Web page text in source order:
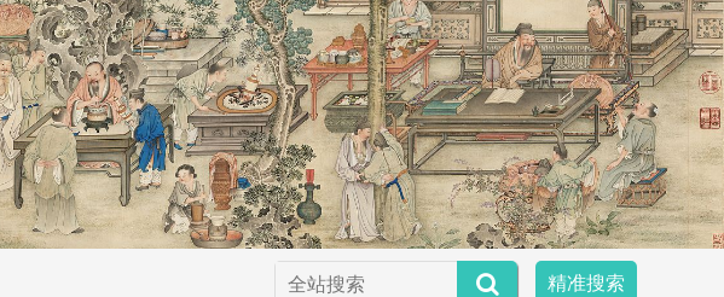
精准搜索